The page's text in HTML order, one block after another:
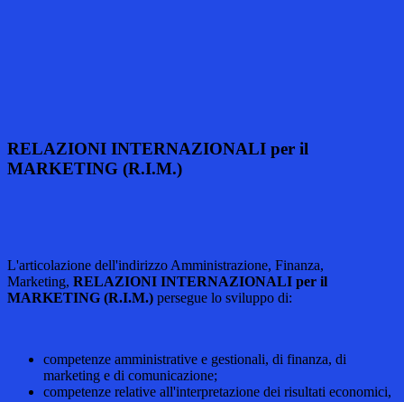
RELAZIONI INTERNAZIONALI per il
MARKETING (R.I.M.)
L'articolazione dell'indirizzo Amministrazione, Finanza,
Marketing, RELAZIONI INTERNAZIONALI per il
MARKETING (R.I.M.) persegue lo sviluppo di:
competenze amministrative e gestionali, di finanza, di
marketing e di comunicazione;
competenze relative all'interpretazione dei risultati economici,